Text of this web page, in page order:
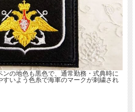
の地色も黒色で、通常勤務・式典時に
すいよう色糸で海軍のマークが刺繍され